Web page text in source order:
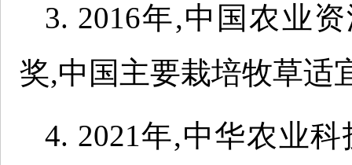
3. 2016年,中国农业
奖,中国主要栽培牧草适
4. 2021年,中华农业